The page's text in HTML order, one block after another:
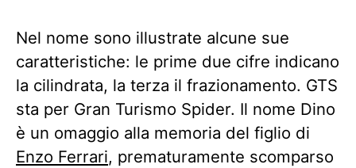
Nel nome sono illustrate alcune sue
caratteristiche: le prime due cifre indicano
la cilindrata, la terza il frazionamento. GTS
sta per Gran Turismo Spider. Il nome Dino
è un omaggio alla memoria del figlio di
Enzo Ferrari, prematuramente scomparso